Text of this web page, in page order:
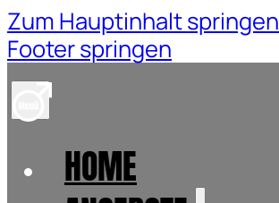
Zum Hauptinhalt springen
Footer springen
HOME